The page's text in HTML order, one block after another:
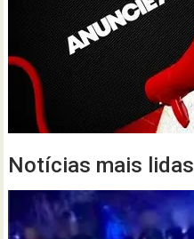
Notícias mais lidas